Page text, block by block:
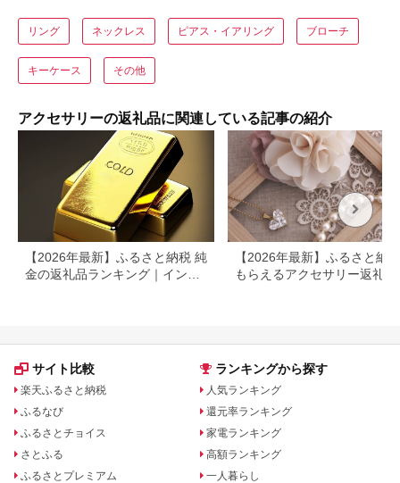
リング ネックレス ピアス・イアリング ブローチ
キーケース その他
アクセサリーの返礼品に関連している記事の紹介
【2026年最新】ふるさと納税 純
金の返礼品ランキング｜インゴ
【2026年最新】ふるさと納
もらえるアクセサリー返礼品
サイト比較
楽天ふるさと納税
ふるなび
ふるさとチョイス
さとふる
ふるさとプレミアム
ランキングから探す
人気ランキング
還元率ランキング
家電ランキング
高額ランキング
一人暮らし